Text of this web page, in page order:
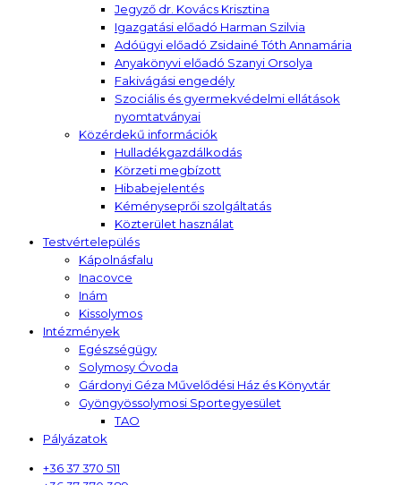
Jegyző dr. Kovács Krisztina
Igazgatási előadó Harman Szilvia
Adóügyi előadó Zsidainé Tóth Annamária
Anyakönyvi előadó Szanyi Orsolya
Fakivágási engedély
Szociális és gyermekvédelmi ellátások
nyomtatványai
Közérdekű információk
Hulladékgazdálkodás
Körzeti megbízott
Hibabejelentés
Kéményseprői szolgáltatás
Közterület használat
Testvértelepülés
Kápolnásfalu
Inacovce
Inám
Kissolymos
Intézmények
Egészségügy
Solymosy Óvoda
Gárdonyi Géza Művelődési Ház és Könyvtár
Gyöngyössolymosi Sportegyesület
TAO
Pályázatok
+36 37 370 511